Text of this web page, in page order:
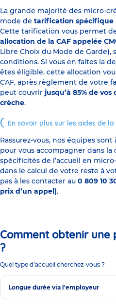
La grande majorité des micro-
mode de tarification spécifique
Cette tarification vous permet
allocation de la CAF appelée
Libre Choix du Mode de Garde),
conditions. Si vous en faites la
êtes éligible, cette allocation
CAF, après règlement de votre
peut couvrir jusqu’à 85% de
crèche.
En savoir plus sur les aides de la
Rassurez-vous, nos équipes
pour vous accompagner dans
spécificités de l’accueil en
dans le calcul de votre reste à
pas à les contacter au 0 809 10
prix d’un appel).
Comment obtenir une
?
Quel type d'accueil cherchez-vous ?
Longue durée via l'employeur